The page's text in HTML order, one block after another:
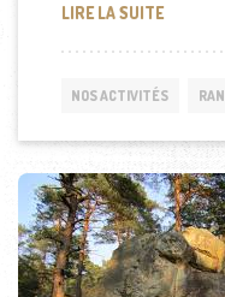
LIRE LA SUITE
NOS ACTIVITÉS